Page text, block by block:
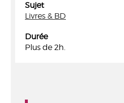
Sujet
Livres & BD
Durée
Plus de 2h.